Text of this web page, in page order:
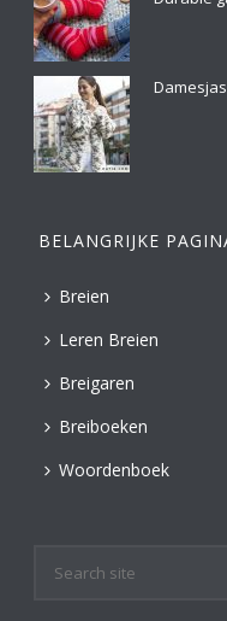
BELANGRIJKE
Breien
Leren Breien
Breigaren
Breiboeken
Woordenboek